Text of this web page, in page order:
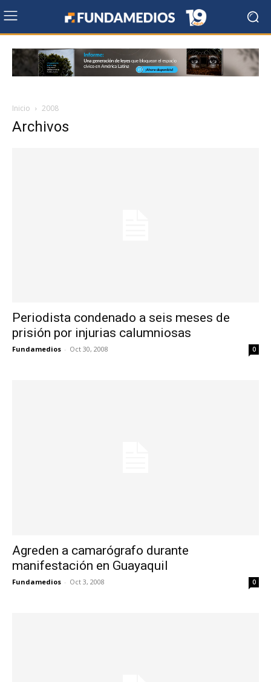
Inicio 2008
Archivos
Periodista condenado a seis meses de
prisión por injurias calumniosas
Fundamedios - Oct 30, 2008 0
Agreden a camarógrafo durante
manifestación en Guayaquil
Fundamedios - Oct 3, 2008 0